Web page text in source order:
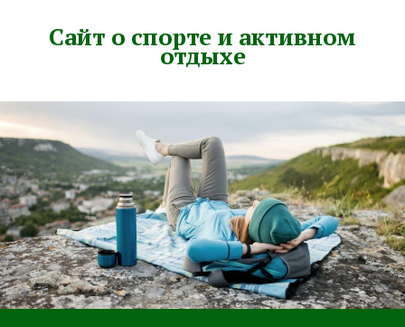
Сайт о спорте и активном
отдыхе